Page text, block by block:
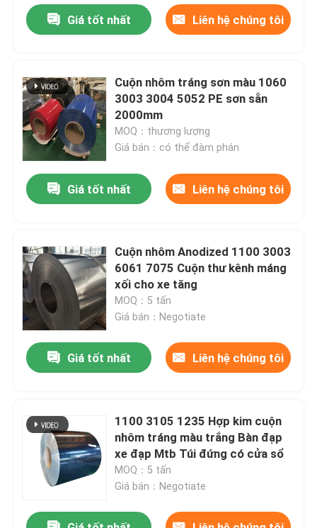
Giá tốt nhất Liên hệ chúng tôi
Cuộn nhôm tráng sơn màu 1060
3003 3004 5052 PE sơn sẵn
2000mm
MOQ：thương lượng
Giá bán：có thể đàm phán
Giá tốt nhất Liên hệ chúng tôi
Cuộn nhôm Anodized 1100 3003
6061 7075 Cuộn thư kênh máng
xối cho xe tăng
MOQ：5 tấn
Giá bán：Negotiate
Giá tốt nhất Liên hệ chúng tôi
1100 3105 1235 Hợp kim cuộn
nhôm tráng màu trắng Bàn đạp
xe đạp Mtb Túi đứng có cửa sổ
MOQ：5 tấn
Giá bán：Negotiate